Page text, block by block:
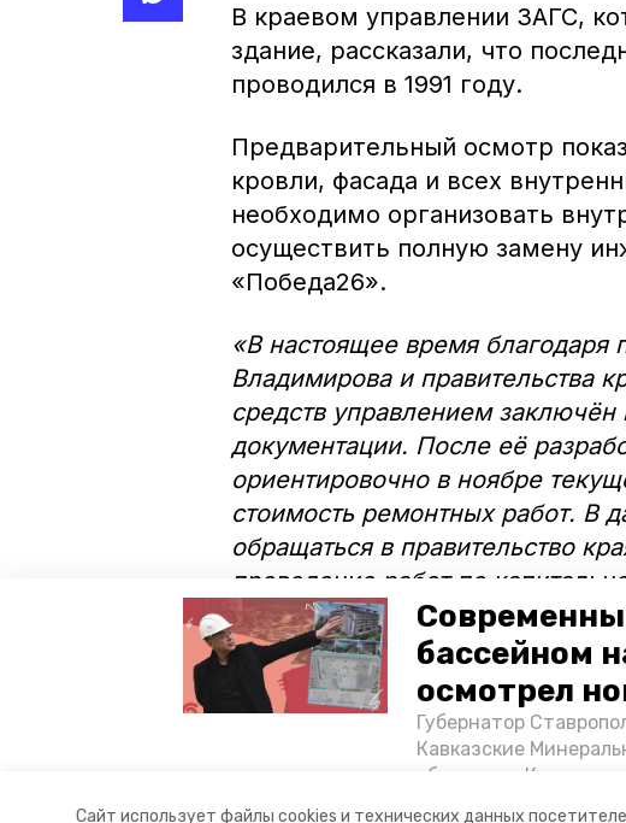
Сайт использует файлы cookies и технических данных
бассейном
осмотрел
Губернатор
Кавказские
объектов в
В краевом управлении ЗАГС,
здание, рассказали, что
проводился в 1991 году.
Предварительный осмотр
кровли, фасада и всех
необходимо организовать
осуществить полную замену
«Победа26».
«В настоящее время благодаря
Владимирова и правительства
средств управлением заключён
документации. После её
ориентировочно в ноябре
стоимость ремонтных работ. В
обращаться в правительство
проведение работ по
ЗАГС», — прокомментировали
Отметим, что ежегодно в
свыше 500 свадебных
пять тысяч актов и девяти